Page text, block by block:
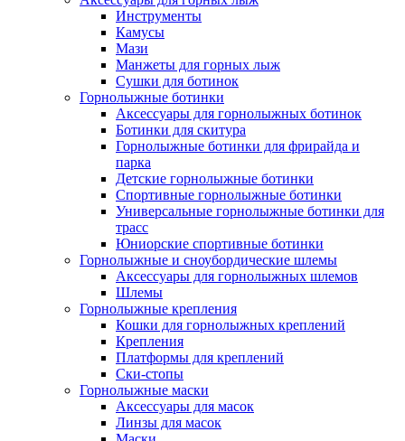
Инструменты
Камусы
Мази
Манжеты для горных лыж
Сушки для ботинок
Горнолыжные ботинки
Аксессуары для горнолыжных ботинок
Ботинки для скитура
Горнолыжные ботинки для фрирайда и
парка
Детские горнолыжные ботинки
Спортивные горнолыжные ботинки
Универсальные горнолыжные ботинки для
трасс
Юниорские спортивные ботинки
Горнолыжные и сноубордические шлемы
Аксессуары для горнолыжных шлемов
Шлемы
Горнолыжные крепления
Кошки для горнолыжных креплений
Крепления
Платформы для креплений
Ски-стопы
Горнолыжные маски
Аксессуары для масок
Линзы для масок